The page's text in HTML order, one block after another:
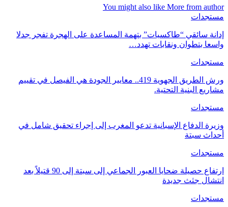
You might also like More from author
مستجدات
إدانة سائقي “طاكسيات” بتهمة المساعدة على الهجرة تفجر جدلا
واسعا بتطوان ونقابات تهدد…
مستجدات
ورش الطريق الجهوية 419.. معايير الجودة هي الفيصل في تقييم
مشاريع البنية التحتية.
مستجدات
وزيرة الدفاع الإسبانية تدعو المغرب إلى إجراء تحقيق شامل في
أحداث سبتة
مستجدات
ارتفاع حصيلة ضحايا العبور الجماعي إلى سبتة إلى 90 قتيلاً بعد
انتشال جثث جديدة
مستجدات